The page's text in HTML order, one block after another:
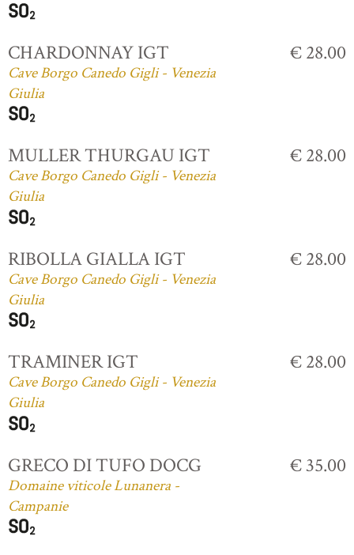
CHARDONNAY IGT
Cave Borgo Canedo Gigli - Venezia
Giulia
€ 28.00
MULLER THURGAU IGT
Cave Borgo Canedo Gigli - Venezia
Giulia
€ 28.00
RIBOLLA GIALLA IGT
Cave Borgo Canedo Gigli - Venezia
Giulia
€ 28.00
TRAMINER IGT
Cave Borgo Canedo Gigli - Venezia
Giulia
€ 28.00
GRECO DI TUFO DOCG
Domaine viticole Lunanera -
Campanie
€ 35.00